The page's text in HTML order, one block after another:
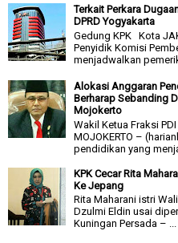
Terkait Perkara
DPRD Yogyakarta
Gedung KPK Kota
Penyidik Komisi
menjadwalkan
Alokasi Anggaran
Berharap Sebanding
Mojokerto
Wakil Ketua Fraksi
MOJOKERTO –
pendidikan yang
KPK Cecar Rita
Ke Jepang
Rita Maharani istri
Dzulmi Eldin usai
Kuningan Persada – ...